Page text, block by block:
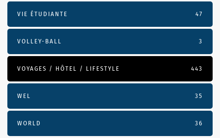
VIE ÉTUDIANTE 47
VOLLEY-BALL 3
VOYAGES / HÔTEL / LIFESTYLE 443
WEL 35
WORLD 36